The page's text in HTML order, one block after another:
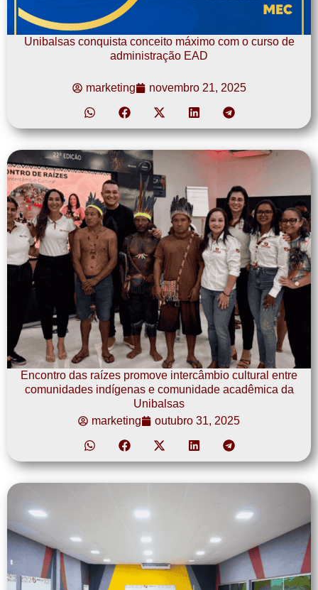
Unibalsas conquista conceito máximo com o curso de
administração EAD
marketing novembro 21, 2025
Encontro das raízes promove intercâmbio cultural entre
comunidades indígenas e comunidade acadêmica da
Unibalsas
marketing
outubro 31, 2025